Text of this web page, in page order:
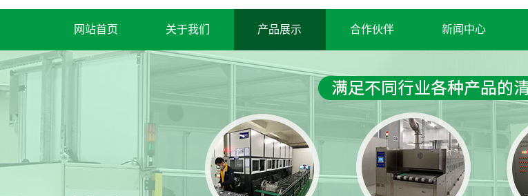
网站首页 关于我们 产品展示 合作伙伴 新闻中心